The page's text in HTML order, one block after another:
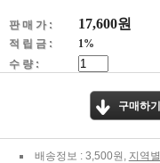
판 매 가 : 17,600원
적 립 금 :
1%
수 량 :
구매하기
배송정보 : 3,500원, 지역별